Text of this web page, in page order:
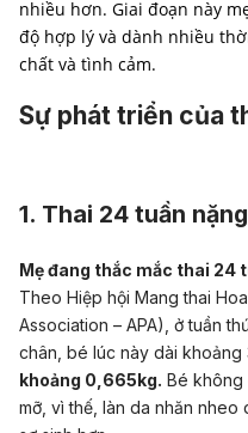
nhiều hơn. Giai đoạn này
độ hợp lý và dành nhiều
chất và tình cảm.
Sự phát triển của
1. Thai 24 tuần
Mẹ đang thắc mắc thai 24
Theo Hiệp hội Mang thai
Association – APA), ở tuần
chân, bé lúc này dài khoảng
khoảng 0,665kg. Bé không
mỡ, vì thế, làn da nhăn